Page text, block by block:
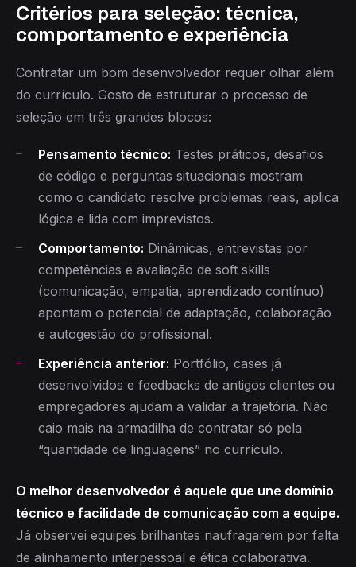
Critérios para seleção: técnica,
comportamento e experiência
Contratar um bom desenvolvedor requer olhar além
do currículo. Gosto de estruturar o processo de
seleção em três grandes blocos:
Pensamento técnico: Testes práticos, desafios
de código e perguntas situacionais mostram
como o candidato resolve problemas reais, aplica
lógica e lida com imprevistos.
Comportamento: Dinâmicas, entrevistas por
competências e avaliação de soft skills
(comunicação, empatia, aprendizado contínuo)
apontam o potencial de adaptação, colaboração
e autogestão do profissional.
Experiência anterior: Portfólio, cases já
desenvolvidos e feedbacks de antigos clientes ou
empregadores ajudam a validar a trajetória. Não
caio mais na armadilha de contratar só pela
“quantidade de linguagens” no currículo.
O melhor desenvolvedor é aquele que une domínio
técnico e facilidade de comunicação com a equipe.
Já observei equipes brilhantes naufragarem por falta
de alinhamento interpessoal e ética colaborativa.